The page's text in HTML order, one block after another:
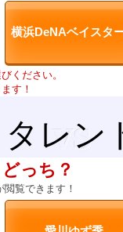
ください。
す！
タレン
っち？
覧できます！